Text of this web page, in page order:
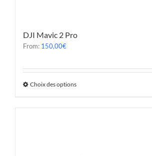
DJI Mavic 2 Pro
From: 150,00€
Choix des options